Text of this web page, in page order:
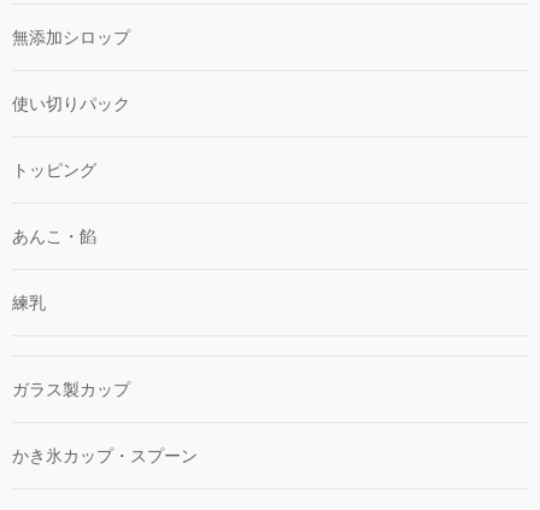
無添加シロップ
使い切りパック
トッピング
あんこ・餡
練乳
ガラス製カップ
かき氷カップ・スプーン